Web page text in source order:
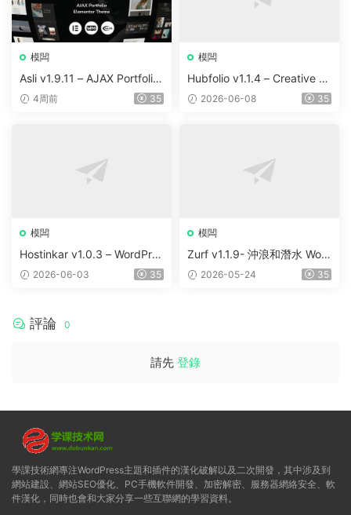
模闆
Asli v1.9.11 – AJAX Portfolio
Elementor WordPress Them
4周前 35
模闆
Hubfolio v1.1.4 – Creative P
ortfolio & Digital Agency Wo
2026-06-08 35
模闆
Hostinkar v1.0.3 – WordPres
s & WHMCS 主題
2026-06-03 35
模闆
Zurf v1.1.9- 沖浪和潛水 Wor
dPress主題
2026-05-24 35
評論 0
請先 登錄
學課技術網專注WordPress主題和插件的漢化破解以及二次開發，其中涉及到
網站建設、網站SEO優化、PC手機軟件開發、加密解密、服務器網絡安全、軟
件漢化，同時也會和大家分享一些互聯網的學習資料。